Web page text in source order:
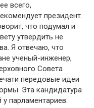
всего,
прези­дент.
что подумал и
утвердить не
Я отвечаю, что
ученый-инженер,
Совета
передовые идеи
Эта кандидатура
парламентариев.